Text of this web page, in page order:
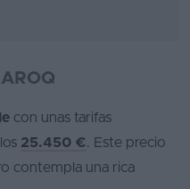
con unas tarifas
25.450 €. Este precio
contempla una rica